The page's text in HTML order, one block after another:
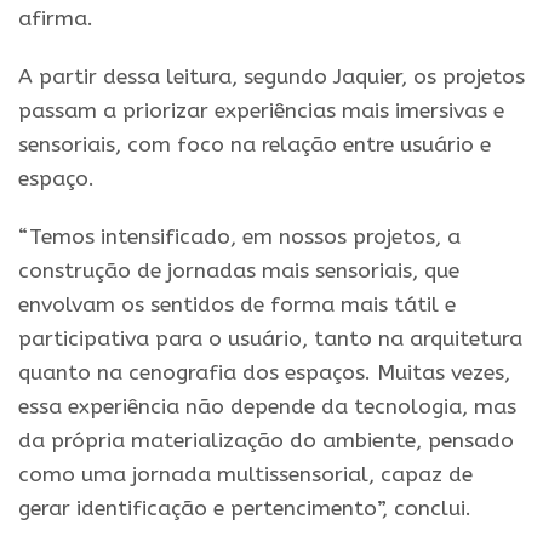
afirma.
A partir dessa leitura, segundo Jaquier, os projetos
passam a priorizar experiências mais imersivas e
sensoriais, com foco na relação entre usuário e
espaço.
“Temos intensificado, em nossos projetos, a
construção de jornadas mais sensoriais, que
envolvam os sentidos de forma mais tátil e
participativa para o usuário, tanto na arquitetura
quanto na cenografia dos espaços. Muitas vezes,
essa experiência não depende da tecnologia, mas
da própria materialização do ambiente, pensado
como uma jornada multissensorial, capaz de
gerar identificação e pertencimento”, conclui.